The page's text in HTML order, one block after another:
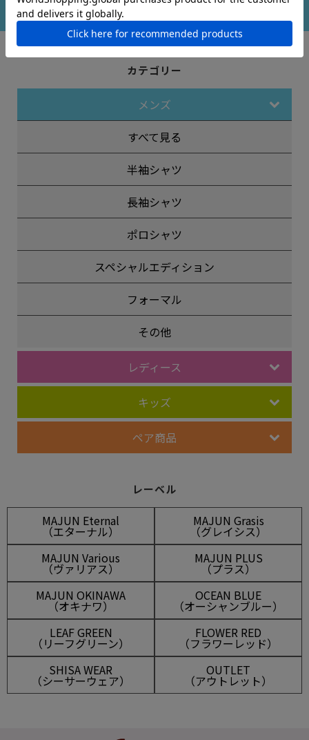
カテゴリー
メンズ
すべて見る
半袖シャツ
長袖シャツ
ポロシャツ
スペシャルエディション
フォーマル
その他
レディース
キッズ
ペア商品
レーベル
MAJUN Eternal
（エターナル）
MAJUN Grasis
（グレイシス）
MAJUN Various
（ヴァリアス）
MAJUN PLUS
（プラス）
MAJUN OKINAWA
（オキナワ）
OCEAN BLUE
（オーシャンブルー）
LEAF GREEN
（リーフグリーン）
FLOWER RED
（フラワーレッド）
SHISA WEAR
（シーサーウェア）
OUTLET
（アウトレット）